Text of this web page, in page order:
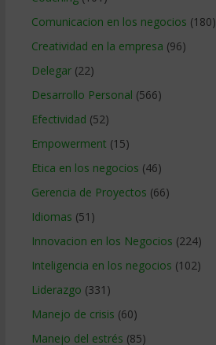
Comunicacion en los negocios (180)
Creatividad en la empresa (96)
Delegar(22)
Desarrollo Personal (566)
Efectividad (52)
Empowerment (15)
Etica en los negocios (46)
Gerencia de Proyectos (66)
Idiomas (51)
Innovacion en los Negocios (224)
Inteligencia en los negocios (102)
Liderazgo (331)
Manejo de crisis (60)
Manejo del estrés (85)